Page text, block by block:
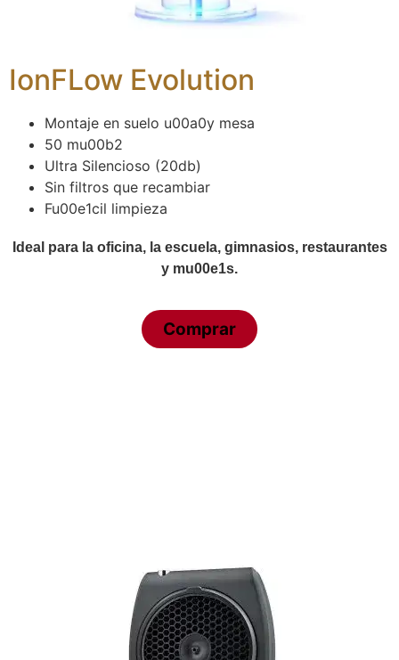
IonFLow Evolution
Montaje en suelo u00a0y mesa
50 mu00b2
Ultra Silencioso (20db)
Sin filtros que recambiar
Fu00e1cil limpieza
Ideal para la oficina, la escuela, gimnasios, restaurantes
y mu00e1s.
Comprar